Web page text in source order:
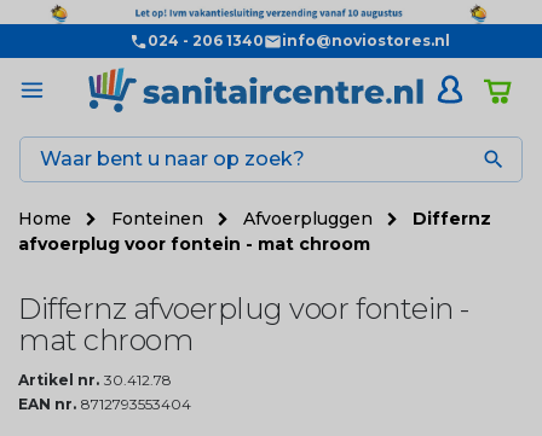
024 - 206 1340 info@noviostores.nl

Home Fonteinen Afvoerpluggen
Differnz
afvoerplug voor fontein - mat chroom
Differnz afvoerplug voor fontein -
mat chroom
Artikel nr. 30.412.78
EAN nr. 8712793553404